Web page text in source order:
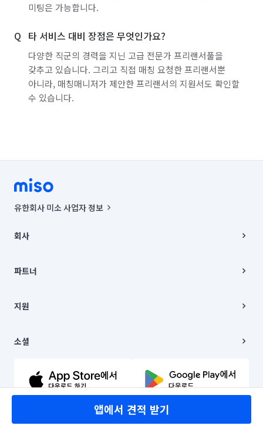
미팅은 가능합니다.
타 서비스 대비 장점은 무엇인가요?
다양한 직군의 경력을 지닌 고급 전문가 프리랜서풀을
갖추고 있습니다. 그리고 직접 매칭 요청한 프리랜서뿐
아니라, 매칭매니저가 제안한 프리랜서의 지원서도 확인할
수 있습니다.
앱에서 견적 받기
유한회사 미소 사업자 정보
00019 |
주소 | 본사: 서울특별시 종로구 율곡로 6(중학동, 트윈트리빌딩) B동 5층
컨택센터 : 서울특별시 종로구 수송동 율곡로 24, 7층, 8층 미소
상품, 상품정보, 거래에 관한 의무와 책임은 거래당사자에게 있습니다.
언론 보도 관련 문의:
© 유한회사 미소. Miso, Inc. All Rights Reserved.
회사
채용
파트너
이사
지원
이용약관
문의하기
소셜
유튜브